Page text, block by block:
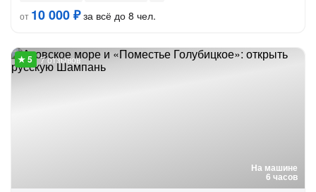
от 10 000 ₽за всё до 8 чел.
На машине
6 часов
7 отзывов